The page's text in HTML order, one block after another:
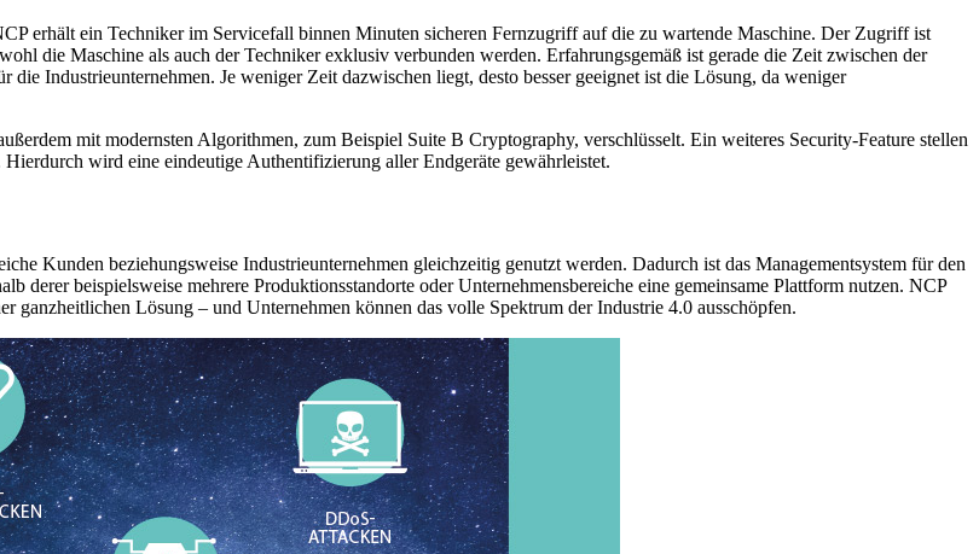
erhält ein Techniker im Servicefall binnen Minuten sicheren Fernzugriff auf die zu wartende Maschine. Der Zugriff ist
die Maschine als auch der Techniker exklusiv verbunden werden. Erfahrungsgemäß ist gerade die Zeit zwischen der
Industrieunternehmen. Je weniger Zeit dazwischen liegt, desto besser geeignet ist die Lösung, da weniger
mit modernsten Algorithmen, zum Beispiel Suite B Cryptography, verschlüsselt. Ein weiteres Security-Feature stellen
wird eine eindeutige Authentifizierung aller Endgeräte gewährleistet.
Kunden beziehungsweise Industrieunternehmen gleichzeitig genutzt werden. Dadurch ist das Managementsystem für den
derer beispielsweise mehrere Produktionsstandorte oder Unternehmensbereiche eine gemeinsame Plattform nutzen. NCP
ganzheitlichen Lösung – und Unternehmen können das volle Spektrum der Industrie 4.0 ausschöpfen.